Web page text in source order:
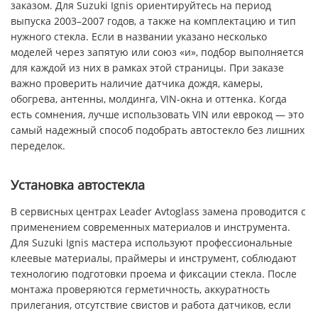
заказом. Для Suzuki Ignis ориентируйтесь на период
выпуска 2003–2007 годов, а также на комплектацию и тип
нужного стекла. Если в названии указано несколько
моделей через запятую или союз «и», подбор выполняется
для каждой из них в рамках этой страницы. При заказе
важно проверить наличие датчика дождя, камеры,
обогрева, антенны, молдинга, VIN-окна и оттенка. Когда
есть сомнения, лучше использовать VIN или еврокод — это
самый надежный способ подобрать автостекло без лишних
переделок.
Установка автостекла
В сервисных центрах Leader Avtoglass замена проводится с
применением современных материалов и инструмента.
Для Suzuki Ignis мастера используют профессиональные
клеевые материалы, праймеры и инструмент, соблюдают
технологию подготовки проема и фиксации стекла. После
монтажа проверяются герметичность, аккуратность
прилегания, отсутствие свистов и работа датчиков, если